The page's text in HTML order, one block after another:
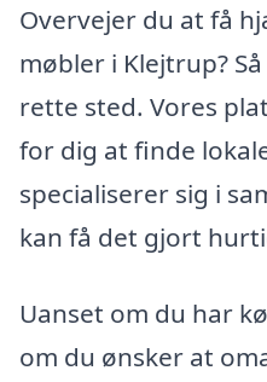
Overvejer du at få
møbler i Klejtrup?
rette sted. Vores
for dig at finde
specialiserer sig i
kan få det gjort
Uanset om du har
om du ønsker at